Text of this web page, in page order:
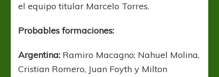
el equipo titular Marcelo Torres.
Probables formaciones:
Argentina: Ramiro Macagno; Nahuel Molina,
Cristian Romero, Juan Foyth y Milton